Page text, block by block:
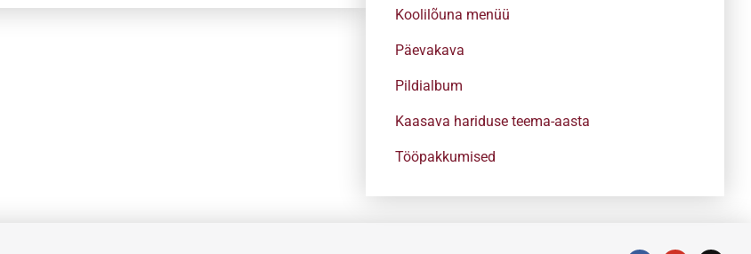
Koolilõuna menüü
Päevakava
Pildialbum
Kaasava hariduse teema-aasta
Tööpakkumised